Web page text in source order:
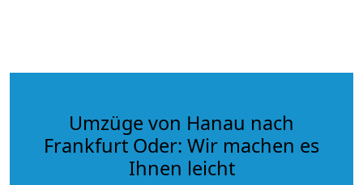
Umzüge von Hanau nach
Frankfurt Oder: Wir machen es
Ihnen leicht